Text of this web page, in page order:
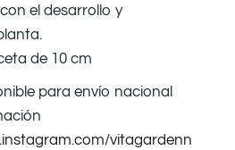
el desarrollo y
de 10 cm
para envío nacional
vitagardenn